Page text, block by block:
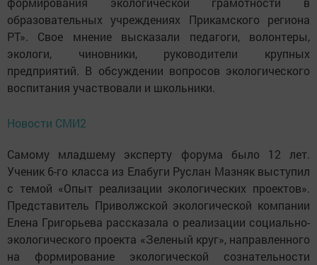
образовательных учреждениях Прикамского региона
РТ». Свое мнение высказали педагоги, волонтеры,
экологи, чиновники, руководители крупных
предприятий. В обсуждении вопросов экологического
воспитания участвовали и школьники.
Новости СМИ2
Самому младшему эксперту форума было 12 лет.
Ученик 6-го класса из Елабуги Руслан Мазняк выступил
с темой «Опыт реализации экологических проектов».
Представитель Приволжской экологической компании
Елена Григорьева рассказала о реализации социально-
экологического проекта «Зеленый круг», направленного
на формирование экологической сознательности